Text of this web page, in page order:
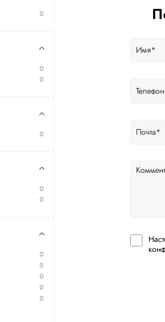
0
0
0
0
0
0
0
0
0
0
0